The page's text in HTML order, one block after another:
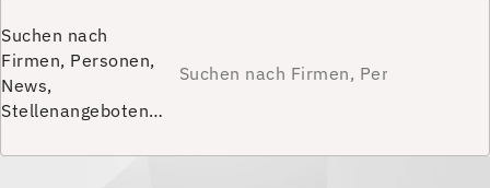
Suchen nach
Firmen, Personen,
News,
Stellenangeboten…